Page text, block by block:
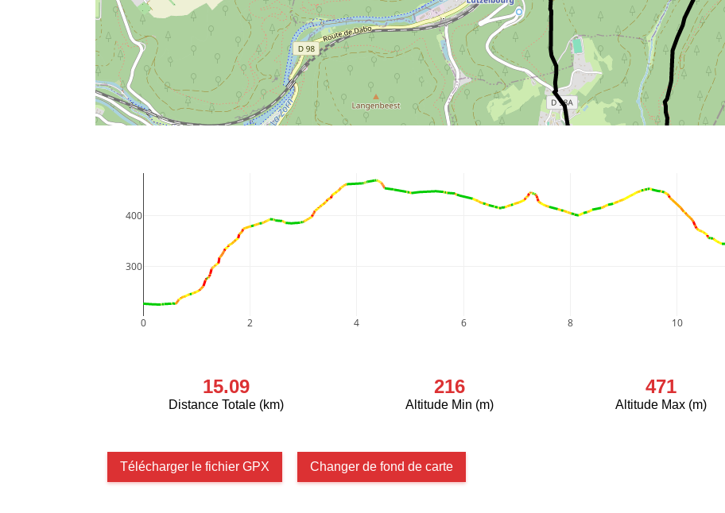
0 2 4 6 8 10
300
400
15.09
Distance Totale (km)
216
Altitude Min (m)
471
Altitude Max (m)
Télécharger le fichier GPX Changer de fond de carte